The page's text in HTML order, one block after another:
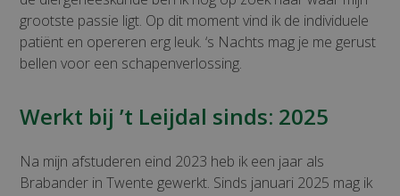
grootste passie ligt. Op dit moment vind ik de individuele
patiënt en opereren erg leuk. ‘s Nachts mag je me gerust
bellen voor een schapenverlossing.
Werkt bij ’t Leijdal sinds: 2025
Na mijn afstuderen eind 2023 heb ik een jaar als
Brabander in Twente gewerkt. Sinds januari 2025 mag ik